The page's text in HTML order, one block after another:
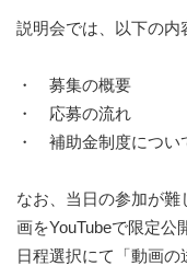
説明会では、以下の内
・ 募集の概要
・ 応募の流れ
・ 補助金制度につい
なお、当日の参加が
画をYouTubeで限定公
日程選択にて「動画の